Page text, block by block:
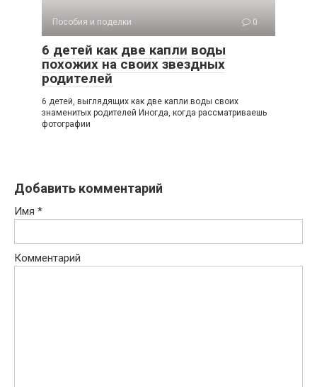
Пособия и поделки 0
6 детей как две капли воды
похожих на своих звездных
родителей
6 детей, выглядящих как две капли воды своих
знаменитых родителей Иногда, когда рассматриваешь
фотографии
Добавить комментарий
Имя *
Комментарий